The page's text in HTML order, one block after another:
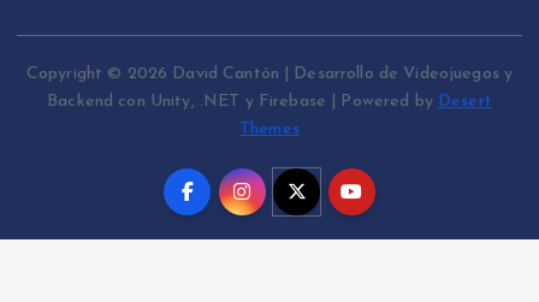
Copyright © 2026 David Cantón | Desarrollo de Videojuegos y
Backend con Unity, .NET y Firebase | Powered by Desert
Themes